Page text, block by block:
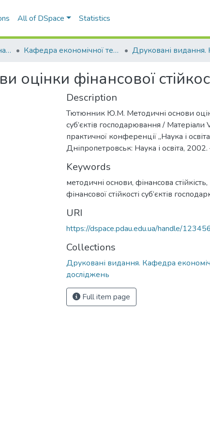
All of DSpace Statistics
Факультет обліку та фінансів Кафедра економічної теорії та економічних досліджень
оцінки фінансової
Description
Тютюнник Ю.М. Методичні основи
суб’єктів господарювання /
практичної конференції „Наука і
Дніпропетровськ: Наука і освіта,
Keywords
методичні основи, фінансова стійкість,
фінансової стійкості суб’єктів
URI
https://dspace.pdau.edu.ua/handle/
Collections
Друковані видання. Кафедра
досліджень
Full item page